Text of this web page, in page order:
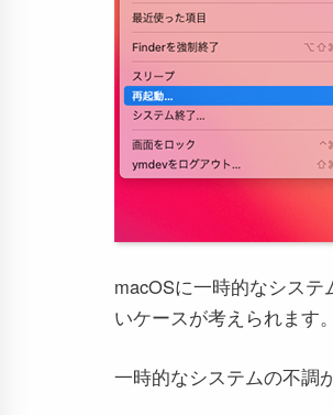
macOSに一時的なシス
いケースが考えられます。
一時的なシステムの不調